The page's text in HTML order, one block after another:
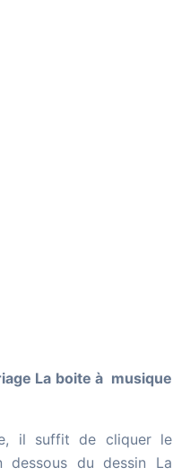
La boite à musique
il suffit de cliquer le
du dessin La